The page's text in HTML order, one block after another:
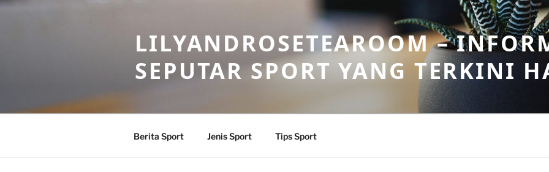
Skip
LILYANDROSETEAROOM –
SEPUTAR SPORT YANG TERKINI
Berita Sport Jenis Sport Tips Sport